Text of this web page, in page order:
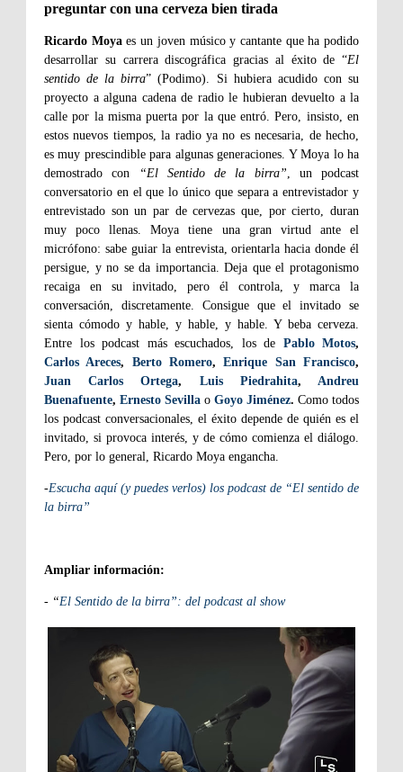
preguntar con una cerveza bien tirada
Ricardo Moyaes un joven músico y cantante que ha podido
desarrollar su carrera discográfica gracias al éxito de “El
sentido de la birra” (Podimo). Si hubiera acudido con su
proyecto a alguna cadena de radio le hubieran devuelto a la
calle por la misma puerta por la que entró. Pero, insisto, en
estos nuevos tiempos, la radio ya no es necesaria, de hecho,
es muy prescindible para algunas generaciones. Y Moya lo ha
demostrado con
“El Sentido de la birra”, un podcast
conversatorio en el que lo único que separa a entrevistador y
entrevistado son un par de cervezas que, por cierto, duran
muy poco llenas. Moya tiene una gran virtud ante el
micrófono: sabe guiar la entrevista, orientarla hacia donde él
persigue, y no se da importancia. Deja que el protagonismo
recaiga en su invitado, pero él controla, y marca la
conversación, discretamente. Consigue que el invitado se
sienta cómodo y hable, y hable, y hable. Y beba cerveza.
Entre los podcast más escuchados, los de Pablo Motos,
Carlos Areces, Berto Romero,Enrique San Francisco,
Juan Carlos Ortega, Luis Piedrahita,Andreu
Buenafuente, Ernesto Sevilla o Goyo Jiménez. Como todos
los podcast conversacionales, el éxito depende de quién es el
invitado, si provoca interés, y de cómo comienza el diálogo.
Pero, por lo general, Ricardo Moya engancha.
-Escucha aquí (y puedes verlos) los podcast de “El sentido de
la birra”
Ampliar información:
- “El Sentido de la birra”: del podcast al show